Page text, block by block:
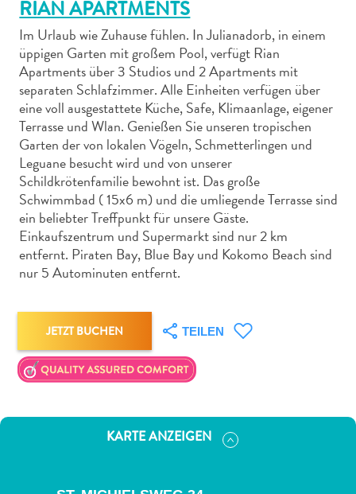
Abenteuer
zu
Land
andere
Einkaufsviertel
Essen
und
trinken
Kunst
und
Nachtleben
und
Natur
RIAN APARTMENTS
Im Urlaub wie Zuhause fühlen. In Julianadorb, in einem
üppigen Garten mit großem Pool, verfügt Rian
Apartments über 3 Studios und 2 Apartments mit
separaten Schlafzimmer. Alle Einheiten verfügen über
eine voll ausgestattete Küche, Safe, Klimaanlage, eigener
Terrasse und Wlan. Genießen Sie unseren tropischen
Garten der von lokalen Vögeln, Schmetterlingen und
Leguane besucht wird und von unserer
Schildkrötenfamilie bewohnt ist. Das große
Schwimmbad ( 15x6 m) und die umliegende Terrasse sind
ein beliebter Treffpunkt für unsere Gäste.
Einkaufszentrum und Supermarkt sind nur 2 km
entfernt. Piraten Bay, Blue Bay und Kokomo Beach sind
nur 5 Autominuten entfernt.
JETZT BUCHEN TEILEN
KARTE ANZEIGEN